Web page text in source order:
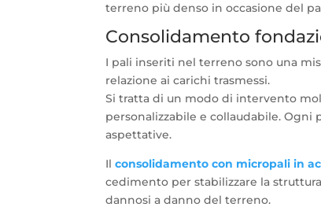
terreno più denso in occasione del
Consolidamento
I pali inseriti nel terreno sono una
relazione ai carichi trasmessi.
Si tratta di un modo di intervento
personalizzabile e collaudabile.
aspettative.
Ilconsolidamento con micropali in
cedimento per stabilizzare la
dannosi a danno del terreno.